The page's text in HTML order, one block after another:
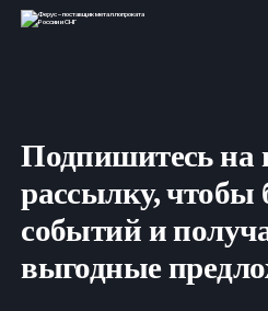
Подпишитесь на
рассылку, чтобы
событий и
выгодные